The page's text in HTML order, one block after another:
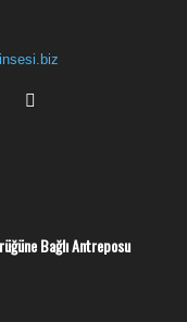
Bağlı Antreposu